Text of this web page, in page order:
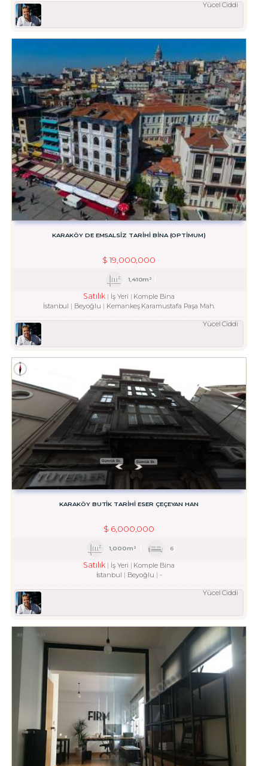
Yücel Ciddi
KARAKÖY DE EMSALSİZ TARİHİ BİNA (OPTİMUM)
$ 19,000,000
1,410m²
Satılık İş Yeri
Komple Bina
İstanbul
Beyoğlu Kemankeş Karamustafa Paşa Mah.
Yücel Ciddi
KARAKÖY BUTIK TARIHI ESER ÇEÇEYAN HAN
$ 6,000,000
1,000m² 6
Satılık İş Yeri
Komple Bina
İstanbul
Beyoğlu -
Yücel Ciddi